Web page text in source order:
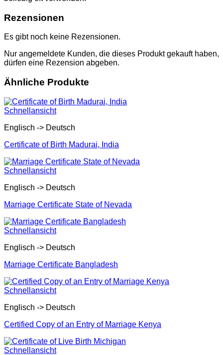
Rezensionen
Es gibt noch keine Rezensionen.
Nur angemeldete Kunden, die dieses Produkt gekauft haben,
dürfen eine Rezension abgeben.
Ähnliche Produkte
Schnellansicht
Englisch -> Deutsch
Certificate of Birth Madurai, India
Schnellansicht
Englisch -> Deutsch
Marriage Certificate State of Nevada
Schnellansicht
Englisch -> Deutsch
Marriage Certificate Bangladesh
Schnellansicht
Englisch -> Deutsch
Certified Copy of an Entry of Marriage Kenya
Schnellansicht